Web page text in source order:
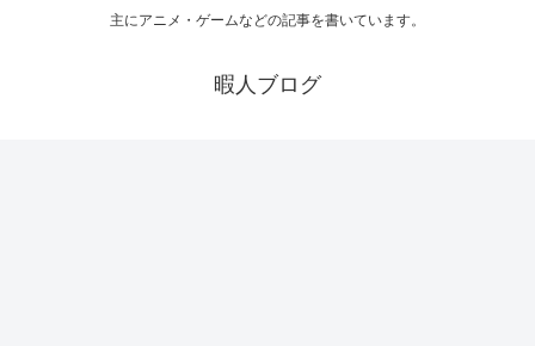
主にアニメ・ゲームなどの記事を書いています。
暇人ブログ